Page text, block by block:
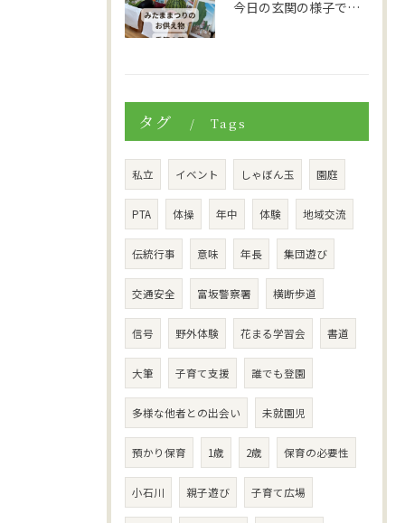
今日の玄関の様子です。
タグ Tags
私立 イベント しゃぼん玉 園庭
PTA 体操 年中 体験 地域交流
伝統行事 意味 年長 集団遊び
交通安全 富坂警察署 横断歩道
信号 野外体験 花まる学習会 書道
大筆 子育て支援 誰でも登園
多様な他者との出会い 未就園児
預かり保育 1歳 2歳 保育の必要性
小石川 親子遊び 子育て広場